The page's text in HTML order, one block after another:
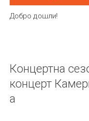
Добро дошли!
Концертна
концерт
а